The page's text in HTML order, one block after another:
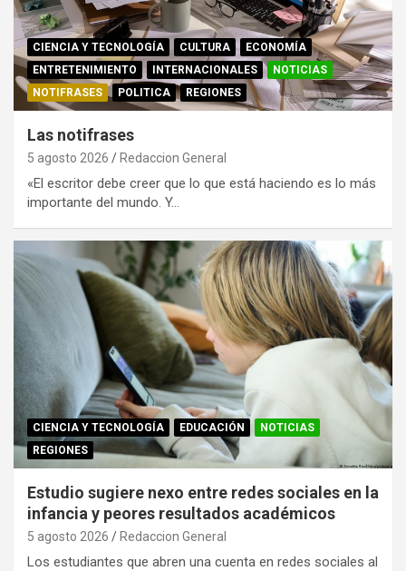
CIENCIA Y TECNOLOGÍA CULTURA
ECONOMÍA
ENTRETENIMIENTO
INTERNACIONALES
NOTICIAS
NOTIFRASES
POLITICA REGIONES
Las notifrases
5 agosto 2026 Redaccion General
«El escritor debe creer que lo que está haciendo es lo más
importante del mundo. Y…
CIENCIA Y TECNOLOGÍA EDUCACIÓN
NOTICIAS
REGIONES
Estudio sugiere nexo entre redes sociales en la
infancia y peores resultados académicos
5 agosto 2026 Redaccion General
Los estudiantes que abren una cuenta en redes sociales al